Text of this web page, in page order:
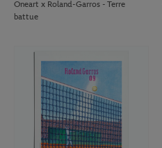
Oneart x Roland-Garros - Terre
battue